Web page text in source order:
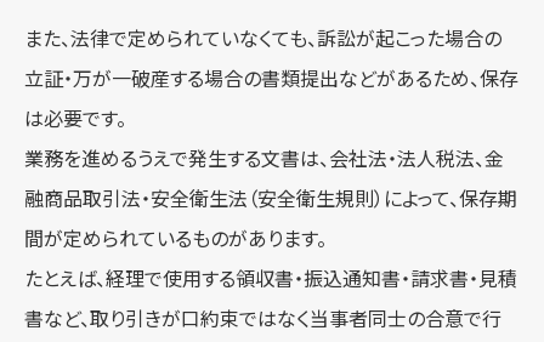
また、法律で定められていなくても、訴訟が起こった場合の
立証・万が一破産する場合の書類提出などがあるため、保存
は必要です。
業務を進めるうえで発生する文書は、会社法・法人税法、金
融商品取引法・安全衛生法（安全衛生規則）によって、保存期
間が定められているものがあります。
たとえば、経理で使用する領収書・振込通知書・請求書・見積
書など、取り引きが口約束ではなく当事者同士の合意で行